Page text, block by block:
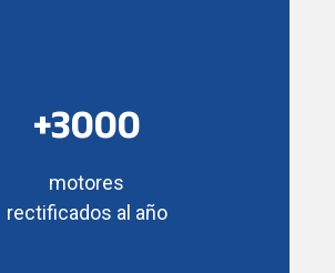
+3000
motores
rectificados al año